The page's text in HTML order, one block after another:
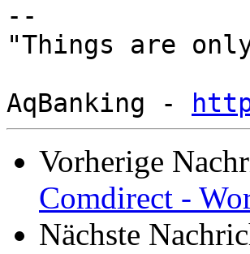
--
"Things are
AqBanking -
Vorherige
Comdirect -
Nächste